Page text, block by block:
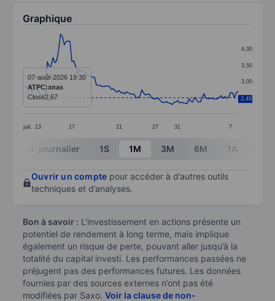
Graphique
Line chart with 115 data points.
The chart has 1 X axis displaying categories.
The chart has 1 Y axis displaying values. Data ranges
juil. 13 17 21 27 31 7
2,50
3,00
3,50
4,00
2,49
07-août-2026 19:30
ATPC:xnas
Close2,67
End of interactive chart.
Intra-journalier 1S 1M 3M 6M 1A
Ouvrir un compte pour accéder à d’autres outils
techniques et d’analyses.
Bon à savoir : L’investissement en actions présente un
potentiel de rendement à long terme, mais implique
également un risque de perte, pouvant aller jusqu’à la
totalité du capital investi. Les performances passées ne
préjugent pas des performances futures. Les données
fournies par des sources externes n’ont pas été
modifiées par Saxo. Voir la clause de non-